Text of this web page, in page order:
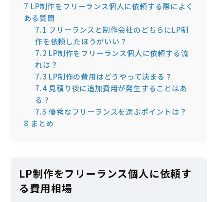
7 LP制作をフリーランス個人に依頼する際によく
ある質問
7.1 フリーランスと制作会社のどちらにLP制
作を依頼したほうがいい？
7.2 LP制作をフリーランス個人に依頼する流
れは？
7.3 LP制作の費用はどうやって決まる？
7.4見積り後に追加費用が発生することはあ
る？
7.5 優秀なフリーランスを選ぶポイントは？
8 まとめ
LP制作をフリーランス個人に依頼す
る費用相場